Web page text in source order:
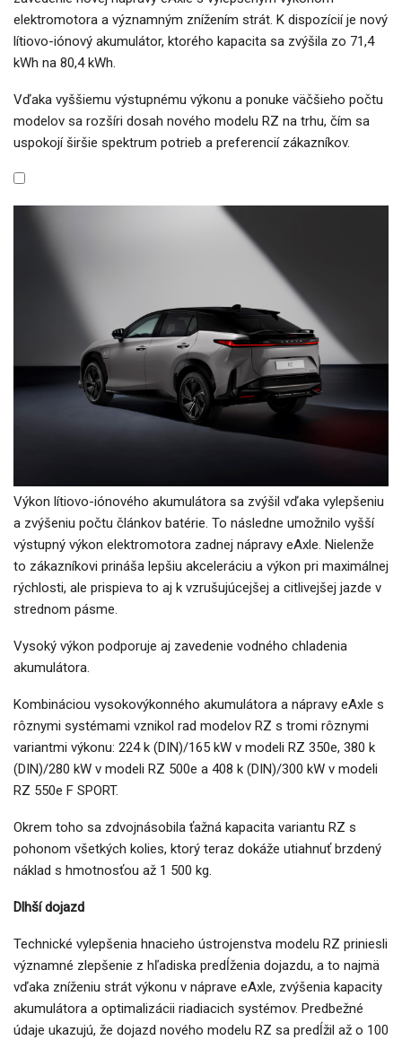
elektromotora a významným znížením strát. K dispozícií je nový
lítiovo-iónový akumulátor, ktorého kapacita sa zvýšila zo 71,4
kWh na 80,4 kWh.
Vďaka vyššiemu výstupnému výkonu a ponuke väčšieho počtu
modelov sa rozšíri dosah nového modelu RZ na trhu, čím sa
uspokojí širšie spektrum potrieb a preferencií zákazníkov.
Výkon lítiovo-iónového akumulátora sa zvýšil vďaka vylepšeniu
a zvýšeniu počtu článkov batérie. To následne umožnilo vyšší
výstupný výkon elektromotora zadnej nápravy eAxle. Nielenže
to zákazníkovi prináša lepšiu akceleráciu a výkon pri maximálnej
rýchlosti, ale prispieva to aj k vzrušujúcejšej a citlivejšej jazde v
strednom pásme.
Vysoký výkon podporuje aj zavedenie vodného chladenia
akumulátora.
Kombináciou vysokovýkonného akumulátora a nápravy eAxle s
rôznymi systémami vznikol rad modelov RZ s tromi rôznymi
variantmi výkonu: 224 k (DIN)/165 kW v modeli RZ 350e, 380 k
(DIN)/280 kW v modeli RZ 500e a 408 k (DIN)/300 kW v modeli
RZ 550e F SPORT.
Okrem toho sa zdvojnásobila ťažná kapacita variantu RZ s
pohonom všetkých kolies, ktorý teraz dokáže utiahnuť brzdený
náklad s hmotnosťou až 1 500 kg.
Dlhší dojazd
Technické vylepšenia hnacieho ústrojenstva modelu RZ priniesli
významné zlepšenie z hľadiska predĺženia dojazdu, a to najmä
vďaka zníženiu strát výkonu v náprave eAxle, zvýšenia kapacity
akumulátora a optimalizácii riadiacich systémov. Predbežné
údaje ukazujú, že dojazd nového modelu RZ sa predĺžil až o 100